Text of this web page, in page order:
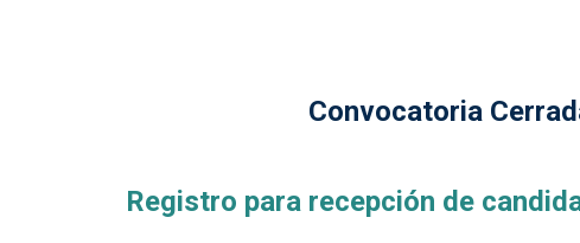
Convocatoria
Registro para recepción de